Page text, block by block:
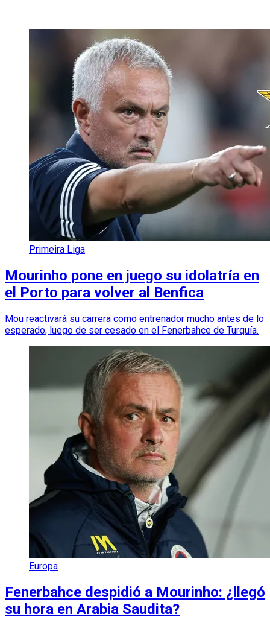
Primeira Liga
Mourinho pone en juego su idolatría en
el Porto para volver al Benfica
Mou reactivará su carrera como entrenador mucho antes de lo
esperado, luego de ser cesado en el Fenerbahce de Turquía.
Europa
Fenerbahce despidió a Mourinho: ¿llegó
su hora en Arabia Saudita?